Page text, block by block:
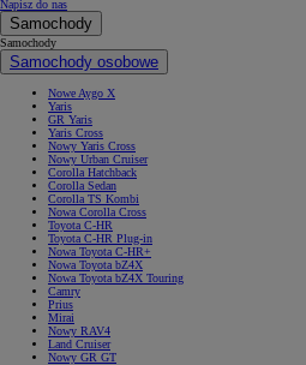
Napisz do nas
Samochody
Samochody
Samochody osobowe
Nowe Aygo X
Yaris
GR Yaris
Yaris Cross
Nowy Yaris Cross
Nowy Urban Cruiser
Corolla Hatchback
Corolla Sedan
Corolla TS Kombi
Nowa Corolla Cross
Toyota C-HR
Toyota C-HR Plug-in
Nowa Toyota C-HR+
Nowa Toyota bZ4X
Nowa Toyota bZ4X Touring
Camry
Prius
Mirai
Nowy RAV4
Land Cruiser
Nowy GR GT